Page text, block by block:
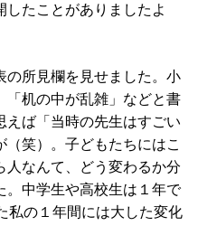
したことがありましたよ
の所見欄を見せました。小
「机の中が乱雑」などと書
えば「当時の先生はすごい
笑）。子どもたちにはこ
人なんて、どう変わるか分
。中学生や高校生は１年で
私の１年間には大した変化